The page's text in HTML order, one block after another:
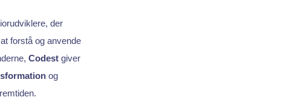
der
forstå og anvende
Codestgiver
og